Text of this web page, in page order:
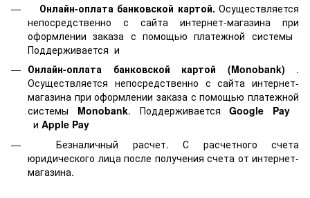
Онлайн-оплата банковской картой. Осуществляется
непосредственно с сайта интернет-магазина при
оформлении заказа с помощью платежной системы
Поддерживается и
Онлайн-оплата банковской картой
(Monobank) .
Осуществляется непосредственно с сайта интернет-
магазина при оформлении заказа с помощью платежной
системы Monobank. ПоддерживаетсяGoogle Pay
и Apple Pay
Безналичный расчет. С расчетного счета
юридического лица после получения счета от интернет-
магазина.